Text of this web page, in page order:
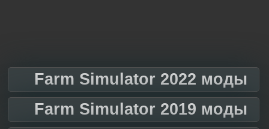
Farm Simulator 2022 моды
Farm Simulator 2019 моды